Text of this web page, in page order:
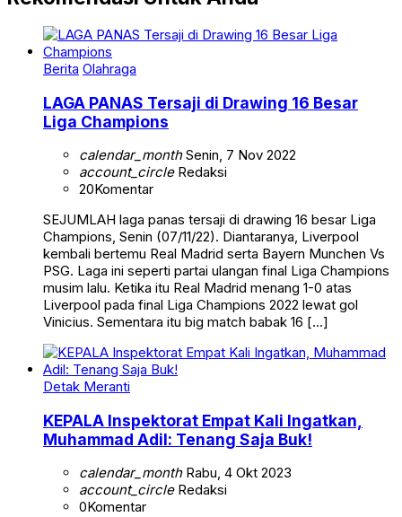
Berita Olahraga
LAGA PANAS Tersaji di Drawing 16 Besar
Liga Champions
calendar_monthSenin, 7 Nov 2022
account_circleRedaksi
20Komentar
SEJUMLAH laga panas tersaji di drawing 16 besar Liga
Champions, Senin (07/11/22). Diantaranya, Liverpool
kembali bertemu Real Madrid serta Bayern Munchen Vs
PSG. Laga ini seperti partai ulangan final Liga Champions
musim lalu. Ketika itu Real Madrid menang 1-0 atas
Liverpool pada final Liga Champions 2022 lewat gol
Vinicius. Sementara itu big match babak 16 […]
Detak Meranti
KEPALA Inspektorat Empat Kali Ingatkan,
Muhammad Adil: Tenang Saja Buk!
calendar_monthRabu, 4 Okt 2023
account_circleRedaksi
0Komentar